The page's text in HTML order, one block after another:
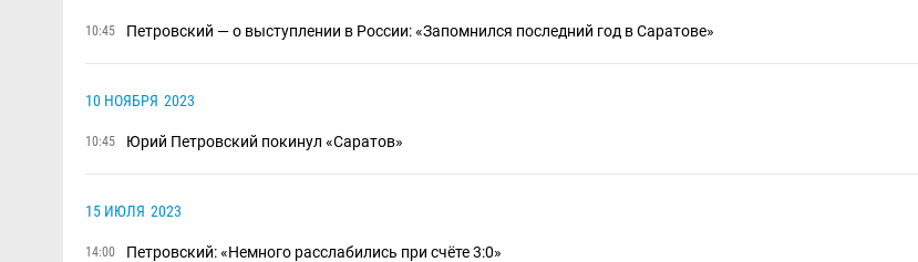
10:45 Петровский — о выступлении в России: «Запомнился последний год в Саратове»
10 НОЯБРЯ 2023
10:45 Юрий Петровский покинул «Саратов»
15 ИЮЛЯ 2023
14:00 Петровский: «Немного расслабились при счёте 3:0»